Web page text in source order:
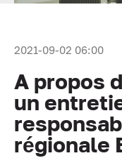
2021-09-02 06:00
A propos
un
régionale